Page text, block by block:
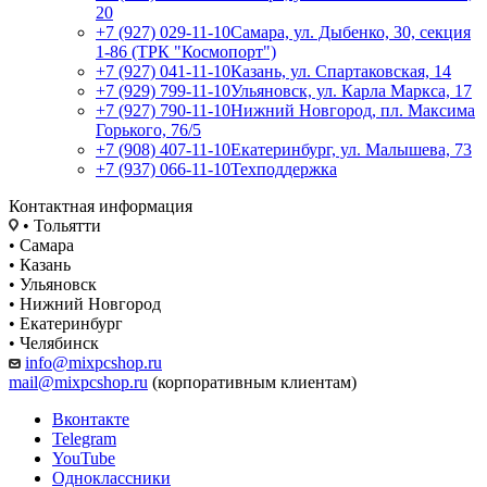
20
+7 (927) 029-11-10Самара, ул. Дыбенко, 30, секция
1-86 (ТРК "Космопорт")
+7 (927) 041-11-10Казань, ул. Спартаковская, 14
+7 (929) 799-11-10Ульяновск, ул. Карла Маркса, 17
+7 (927) 790-11-10Нижний Новгород, пл. Максима
Горького, 76/5
+7 (908) 407-11-10Екатеринбург, ул. Малышева, 73
+7 (937) 066-11-10Техподдержка
Контактная информация
• Тольятти
• Самара
• Казань
• Ульяновск
• Нижний Новгород
• Екатеринбург
• Челябинск
info@mixpcshop.ru
mail@mixpcshop.ru (корпоративным клиентам)
Вконтакте
Telegram
YouTube
Одноклассники